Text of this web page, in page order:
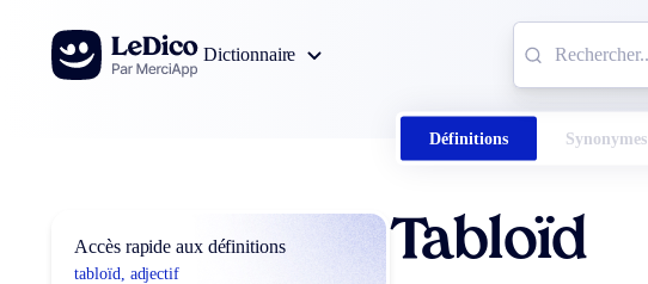
Aller au contenu
Dictionnaire
Définitions Synonymes
Accès rapide aux définitions
tabloïd, adjectif
Tabloïd